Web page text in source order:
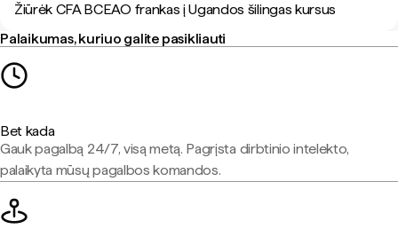
Žiūrėk CFA BCEAO frankas į Ugandos šilingas kursus
Palaikumas, kuriuo galite pasikliauti
Bet kada
Gauk pagalbą 24/7, visą metą. Pagrįsta dirbtinio intelekto,
palaikyta mūsų pagalbos komandos.